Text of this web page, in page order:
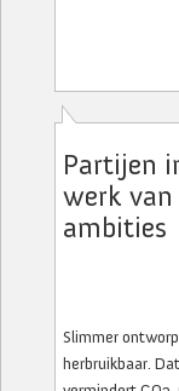
Partijen
werk
ambities
Slimmer
herbruikbaar.